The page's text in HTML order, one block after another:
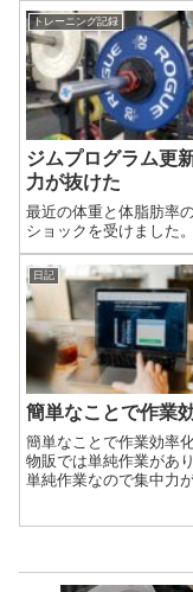
トレーニング記録
ジムプログラム更
力が抜けた
最近の体重と体脂肪率
ショックを受けました。
日記
簡単なことで作業
簡単なことで作業効率
物販では単純作業があり
単純作業なので集中力が
らの情報を調べながら